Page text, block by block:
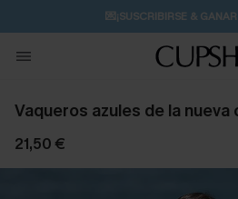
💌¡SUSCRIBIRSE &
🚚ENVÍO GRATUITO A
Vaqueros azules de la nueva
21,50 €